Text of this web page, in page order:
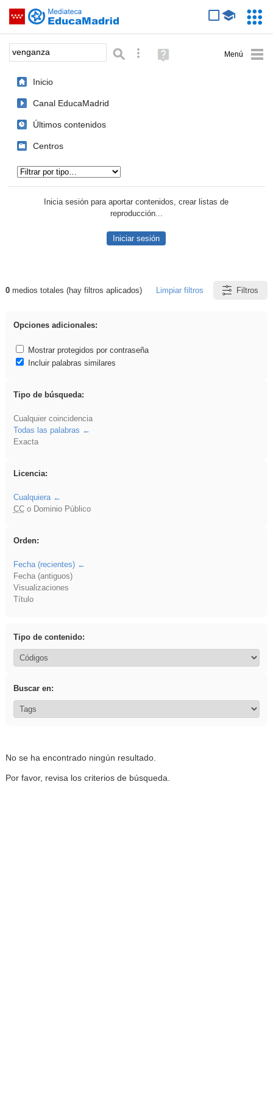
Saltar navegación
Palabra o frase: Búsqueda avanzada
Ayuda
(en
Inicio
Canal EducaMadrid
Últimos contenidos
Centros
Inicia sesión para aportar contenidos, crear listas de
reproducción...
Iniciar sesión
Resultados de: venganza
0medios totales (hay filtros aplicados) Limpiar filtros Filtros
Opciones adicionales:
Mostrar protegidos por contraseña
Incluir palabras similares
Tipo de búsqueda:
Cualquier coincidencia
Todas las palabras
Exacta
Licencia:
Cualquiera
CCo Dominio Público
Orden:
Fecha (recientes)
Fecha (antiguos)
Visualizaciones
Título
Tipo de contenido:
Buscar en:
No se ha encontrado ningún resultado.
Por favor, revisa los criterios de búsqueda.